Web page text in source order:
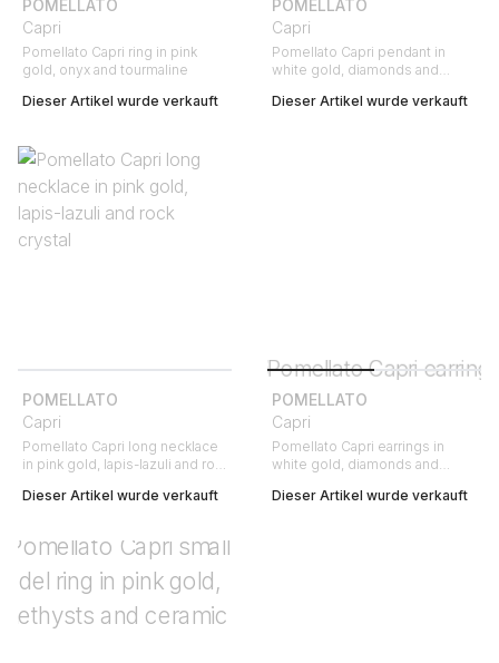
POMELLATO
Capri
Pomellato Capri ring in pink
gold, onyx and tourmaline
Dieser Artikel wurde verkauft
POMELLATO
Capri
Pomellato Capri pendant in
white gold, diamonds and
Dieser Artikel wurde verkauft
POMELLATO
Capri
Pomellato Capri long necklace
in pink gold, lapis-lazuli and rock
Dieser Artikel wurde verkauft
POMELLATO
Capri
Pomellato Capri earrings in
white gold, diamonds and
Dieser Artikel wurde verkauft